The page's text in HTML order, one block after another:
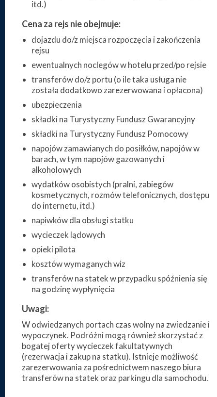
itd.)
Cena za rejs nie obejmuje:
dojazdu do/z miejsca rozpoczęcia i zakończenia
rejsu
ewentualnych noclegów w hotelu przed/po rejsie
transferów do/z portu (o ile taka usługa nie
została dodatkowo zarezerwowana i opłacona)
ubezpieczenia
składki na Turystyczny Fundusz Gwarancyjny
składki na Turystyczny Fundusz Pomocowy
napojów zamawianych do posiłków, napojów w
barach, w tym napojów gazowanych i
alkoholowych
wydatków osobistych (pralni, zabiegów
kosmetycznych, rozmów telefonicznych, dostępu
do internetu, itd.)
napiwków dla obsługi statku
wycieczek lądowych
opieki pilota
kosztów wymaganych wiz
transferów na statek w przypadku spóźnienia się
na godzinę wypłynięcia
Uwagi:
W odwiedzanych portach czas wolny na zwiedzanie i
wypoczynek. Podróżni mogą również skorzystać z
bogatej oferty wycieczek fakultatywnych
(rezerwacja i zakup na statku). Istnieje możliwość
zarezerwowania za pośrednictwem naszego biura
transferów na statek oraz parkingu dla samochodu.